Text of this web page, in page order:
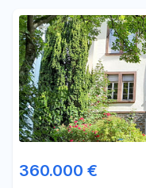
360.000 €